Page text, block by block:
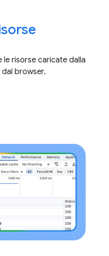
le risorse caricate dalla
browser.